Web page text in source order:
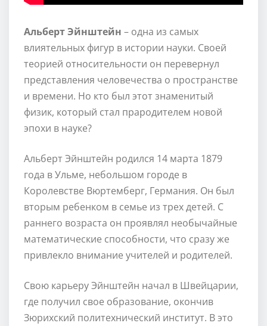
Альберт Эйнштейн – одна из самых
влиятельных фигур в истории науки. Своей
теорией относительности он перевернул
представления человечества о пространстве
и времени. Но кто был этот знаменитый
физик, который стал прародителем новой
эпохи в науке?
Альберт Эйнштейн родился 14 марта 1879
года в Ульме, небольшом городе в
Королевстве Вюртемберг, Германия. Он был
вторым ребенком в семье из трех детей. С
раннего возраста он проявлял необычайные
математические способности, что сразу же
привлекло внимание учителей и родителей.
Свою карьеру Эйнштейн начал в Швейцарии,
где получил свое образование, окончив
Зюрихский политехнический институт. В это